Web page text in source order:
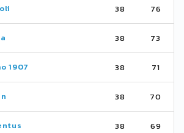
38 76
38 73
1907 38 71
38 70
38 69